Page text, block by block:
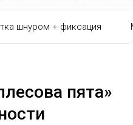
шнуром + фиксация
пята»